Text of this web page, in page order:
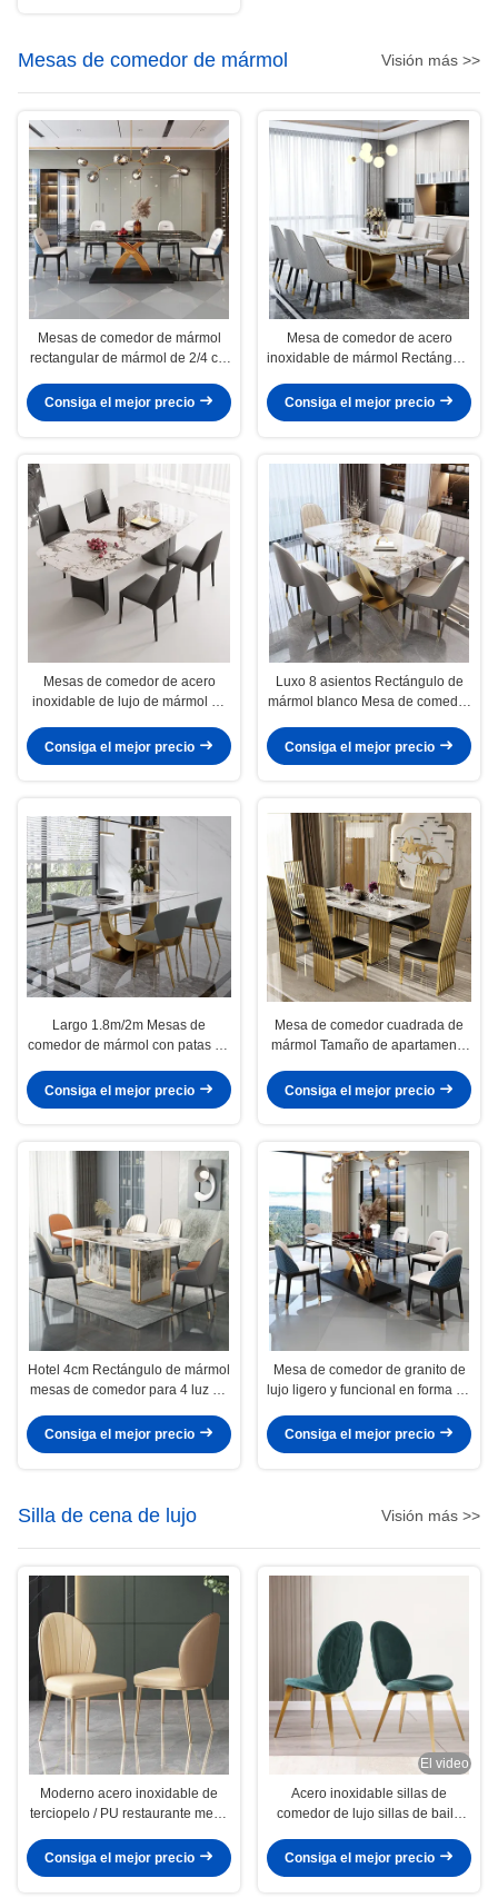
Mesas de comedor de mármol Visión más >>
Mesas de comedor de mármol
rectangular de mármol de 2/4 cm
Consiga el mejor precio
Mesa de comedor de acero
inoxidable de mármol Rectángulo
Consiga el mejor precio
Mesas de comedor de acero
inoxidable de lujo de mármol de
Consiga el mejor precio
Luxo 8 asientos Rectángulo de
mármol blanco Mesa de comedor
Consiga el mejor precio
Largo 1.8m/2m Mesas de
comedor de mármol con patas de
Consiga el mejor precio
Mesa de comedor cuadrada de
mármol Tamaño de apartamento
Consiga el mejor precio
Hotel 4cm Rectángulo de mármol
mesas de comedor para 4 luz de
Consiga el mejor precio
Mesa de comedor de granito de
lujo ligero y funcional en forma de
Consiga el mejor precio
Silla de cena de lujo Visión más >>
Moderno acero inoxidable de
terciopelo / PU restaurante mesa
Consiga el mejor precio
El video
Acero inoxidable sillas de
comedor de lujo sillas de baile
Consiga el mejor precio